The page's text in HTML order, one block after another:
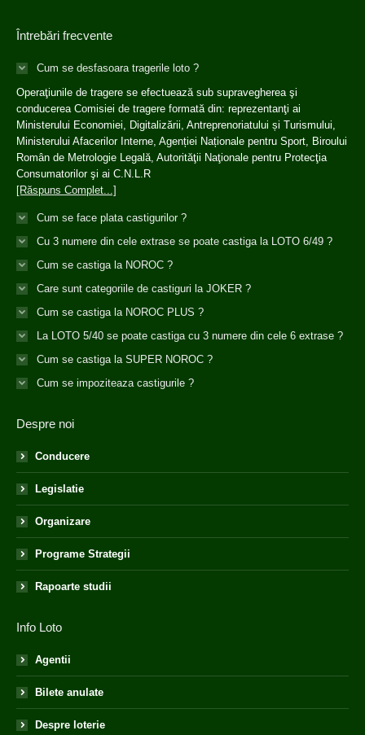
Întrebări frecvente
Cum se desfasoara tragerile loto ?
Operaţiunile de tragere se efectuează sub supravegherea şi
conducerea Comisiei de tragere formată din: reprezentanţi ai
Ministerului Economiei, Digitalizării, Antreprenoriatului și Turismului,
Ministerului Afacerilor Interne, Agenției Naționale pentru Sport, Biroului
Român de Metrologie Legală, Autorităţii Naţionale pentru Protecţia
Consumatorilor şi ai C.N.L.R
[Răspuns Complet...]
Cum se face plata castigurilor ?
Cu 3 numere din cele extrase se poate castiga la LOTO 6/49 ?
Cum se castiga la NOROC ?
Care sunt categoriile de castiguri la JOKER ?
Cum se castiga la NOROC PLUS ?
La LOTO 5/40 se poate castiga cu 3 numere din cele 6 extrase ?
Cum se castiga la SUPER NOROC ?
Cum se impoziteaza castigurile ?
Despre noi
Conducere
Legislatie
Organizare
Programe Strategii
Rapoarte studii
Info Loto
Agentii
Bilete anulate
Despre loterie